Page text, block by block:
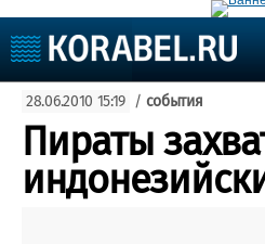
Судоходство
Судоремонт
События
Пресс-релизы
Порты
Рыболовство
28.06.2010 15:19 / события
Пираты